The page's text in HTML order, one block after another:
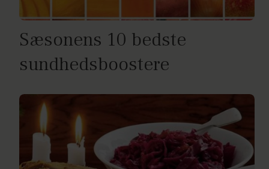
Sæsonens 10 bedste
sundhedsboostere